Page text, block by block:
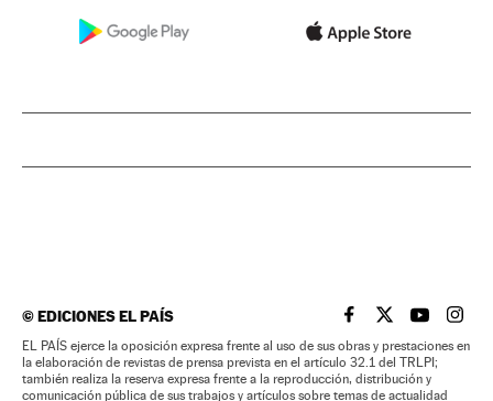
©EDICIONES EL PAÍS EL PAÍS BRASIL EN
EL PAÍSEL PAÍS
EL
EL PAÍS ejerce la oposición expresa frente al uso de sus obras y prestaciones en
la elaboración de revistas de prensa prevista en el artículo 32.1 del TRLPI;
también realiza la reserva expresa frente a la reproducción, distribución y
comunicación pública de sus trabajos y artículos sobre temas de actualidad